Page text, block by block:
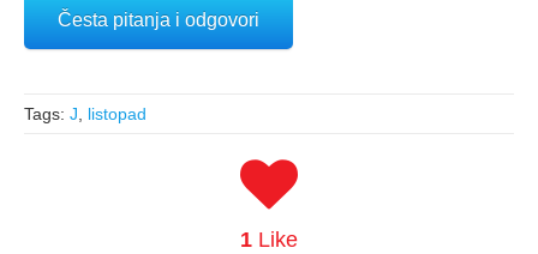
Česta pitanja i odgovori
Tags: J, listopad
1 Like